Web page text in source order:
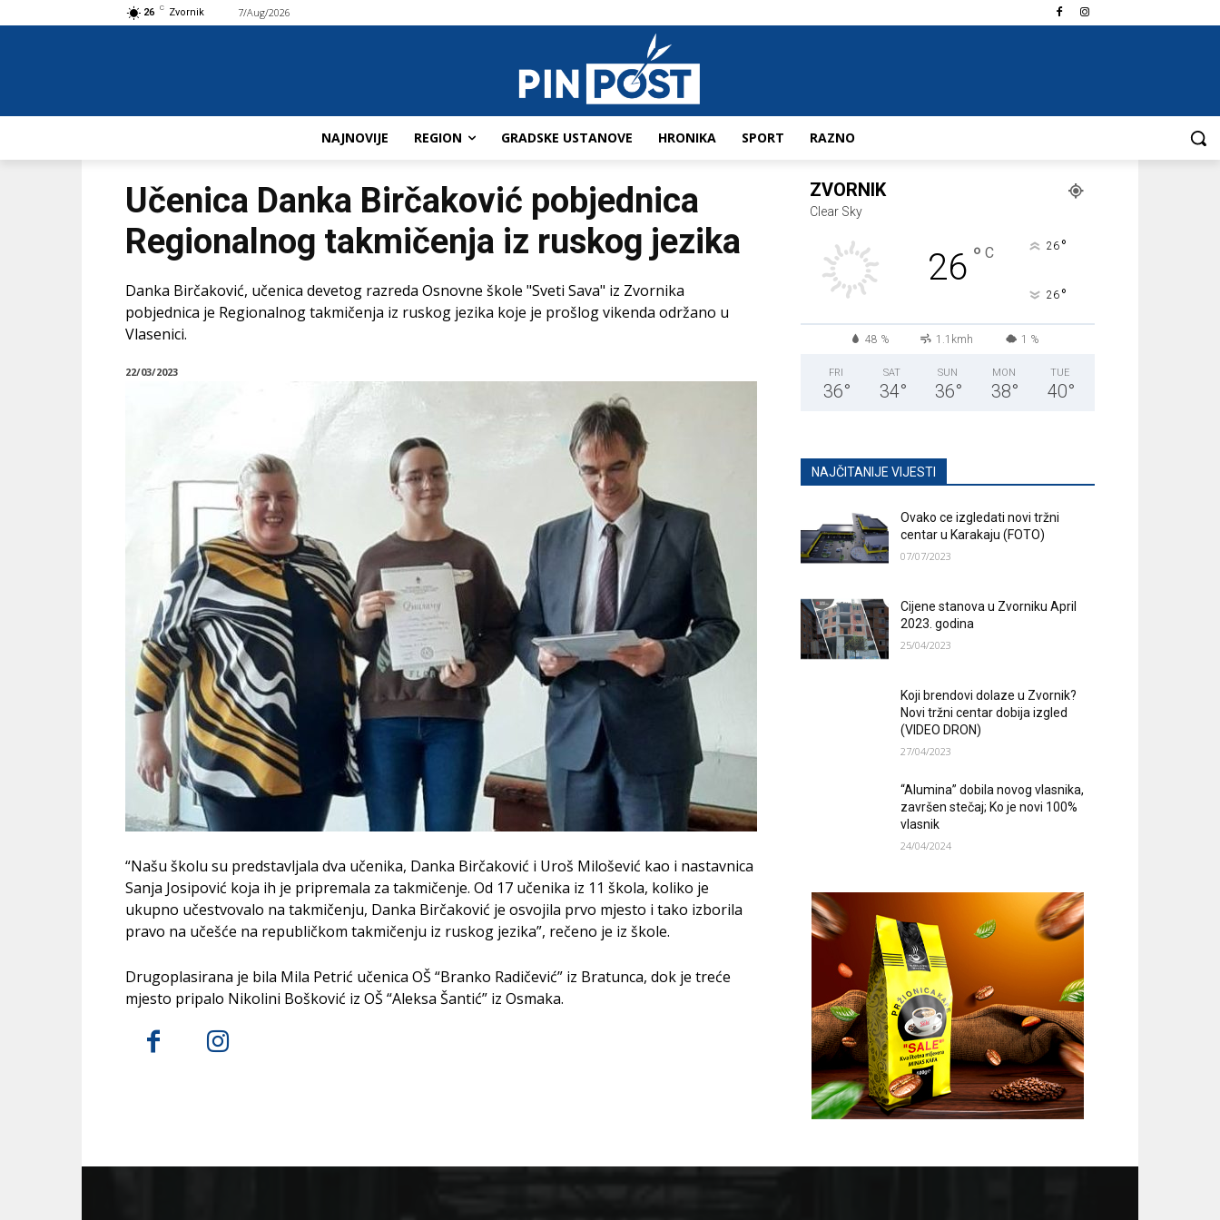
26 C Zvornik 7/Aug/2026
NAJNOVIJE REGION GRADSKE USTANOVE HRONIKA SPORT RAZNO
Učenica Danka Birčaković pobjednica
Regionalnog takmičenja iz ruskog jezika
Danka Birčaković, učenica devetog razreda Osnovne škole "Sveti Sava" iz Zvornika
pobjednica je Regionalnog takmičenja iz ruskog jezika koje je prošlog vikenda održano u
Vlasenici.
22/03/2023
“Našu školu su predstavljala dva učenika, Danka Birčaković i Uroš Milošević kao i nastavnica
Sanja Josipović koja ih je pripremala za takmičenje. Od 17 učenika iz 11 škola, koliko je
ukupno učestvovalo na takmičenju, Danka Birčaković je osvojila prvo mjesto i tako izborila
pravo na učešće na republičkom takmičenju iz ruskog jezika”, rečeno je iz škole.
Drugoplasirana je bila Mila Petrić učenica OŠ “Branko Radičević” iz Bratunca, dok je treće
mjesto pripalo Nikolini Bošković iz OŠ “Aleksa Šantić” iz Osmaka.
ZVORNIK
Clear Sky
26 ° C 26 °
26 °
48 % 1.1kmh 1 %
FRI
36°
SAT
34°
SUN
36°
MON
38°
TUE
40°
NAJČITANIJE VIJESTI
Ovako ce izgledati novi tržni
centar u Karakaju (FOTO)
07/07/2023
Cijene stanova u Zvorniku April
2023. godina
25/04/2023
Koji brendovi dolaze u Zvornik?
Novi tržni centar dobija izgled
(VIDEO DRON)
27/04/2023
“Alumina” dobila novog vlasnika,
završen stečaj; Ko je novi 100%
vlasnik
24/04/2024